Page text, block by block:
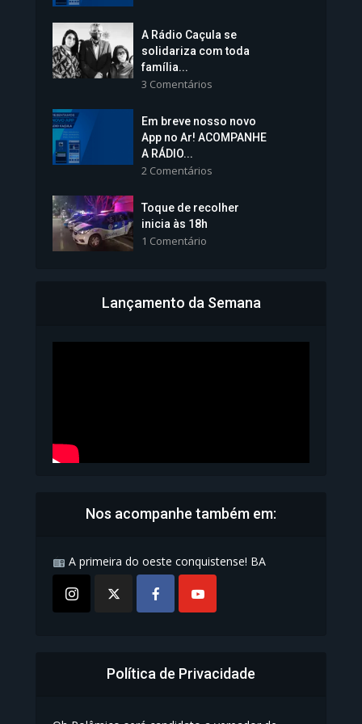
Vice-Prefeita Sheila Lemos
tomará posse nesta...
1.101 Modos de exibição
Bahia inicia emissão da
A Rádio Caçula se
solidariza com toda
família...
3 Comentários
Em breve nosso novo
App no Ar! ACOMPANHE
A RÁDIO...
2 Comentários
Toque de recolher
inicia às 18h
1 Comentário
Lançamento da Semana
Nos acompanhe também em:
A primeira do oeste conquistense! BA
Política de Privacidade